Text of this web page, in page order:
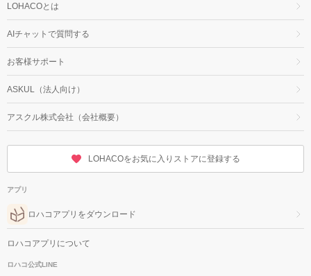
LOHACOとは
AIチャットで質問する
お客様サポート
ASKUL（法人向け）
アスクル株式会社（会社概要）
LOHACOをお気に入りストアに登録する
アプリ
ロハコアプリをダウンロード
ロハコアプリについて
ロハコ公式LINE